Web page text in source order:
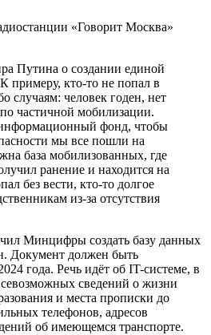
«Говорит Москва»
Путина о создании единой
примеру, кто-то не попал в
случаям: человек годен, нет
частичной мобилизации.
фонд, чтобы
мы все пошли на
база мобилизованных, где
ранение и находится на
без вести, кто-то долгое
из-за отсутствия
Минцифры создать базу данных
Документ должен быть
года. Речь идёт об IT-системе, в
сведений о жизни
и места прописки до
телефонов, адресов
об имеющемся транспорте.